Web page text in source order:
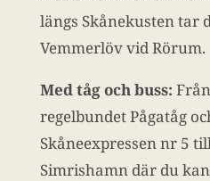
längs Skånekusten tar
Vemmerlöv vid Rörum.
Med tåg och buss:
regelbundet Pågatåg
Skåneexpressen nr 5
Simrishamn där du